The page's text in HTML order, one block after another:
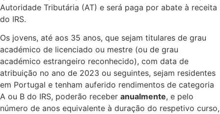
Autoridade Tributária (AT) e será paga por abate à receita
do IRS.
Os jovens, até aos 35 anos, que sejam titulares de grau
académico de licenciado ou mestre (ou de grau
académico estrangeiro reconhecido), com data de
atribuição no ano de 2023 ou seguintes, sejam residentes
em Portugal e tenham auferido rendimentos de categoria
A ou B do IRS, poderão receber anualmente, e pelo
número de anos equivalente à duração do respetivo curso,